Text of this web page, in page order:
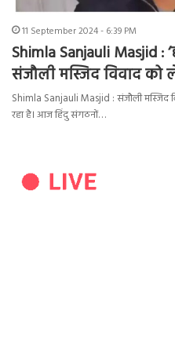
11 September 2024 - 6:39 PM
Shimla Sanjauli Masjid :
संजौली मस्जिद विवाद को
Shimla Sanjauli Masjid : संजौली
रहा है। आज हिंदु संगठनों…